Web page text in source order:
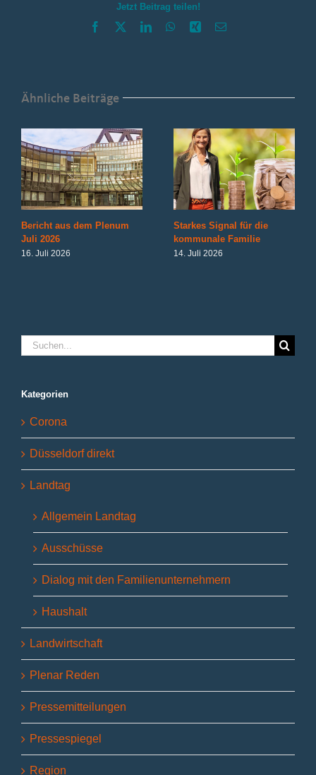
Jetzt Beitrag teilen!
Facebook LinkedInWhatsApp
Xing E-
Ähnliche Beiträge
Bericht aus dem Plenum
Juli 2026
16. Juli 2026
Starkes Signal für die
kommunale Familie
14. Juli 2026
Suche
nach:
Kategorien
Corona
Düsseldorf direkt
Landtag
Allgemein Landtag
Ausschüsse
Dialog mit den Familienunternehmern
Haushalt
Landwirtschaft
Plenar Reden
Pressemitteilungen
Pressespiegel
Region